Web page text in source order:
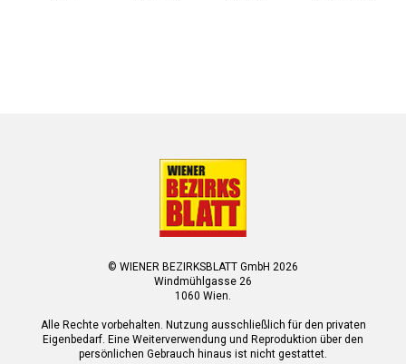
© WIENER BEZIRKSBLATT GmbH 2026
Windmühlgasse 26
1060 Wien.
Alle Rechte vorbehalten. Nutzung ausschließlich für den privaten
Eigenbedarf. Eine Weiterverwendung und Reproduktion über den
persönlichen Gebrauch hinaus ist nicht gestattet.